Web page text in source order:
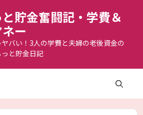
貯金奮闘記・学費＆
ー
バい！3人の学費と夫婦の老後資金の
と貯金日記